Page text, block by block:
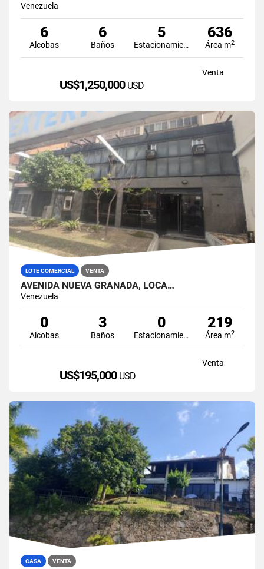
Venezuela
6
Alcobas
6
Baños
5
Estacionamiento
636
Área m2
Venta
US$1,250,000 USD
LOTE COMERCIAL VENTA
AVENIDA NUEVA GRANADA, LOCA…
Venezuela
0
Alcobas
3
Baños
0
Estacionamiento
219
Área m2
Venta
US$195,000 USD
CASA VENTA